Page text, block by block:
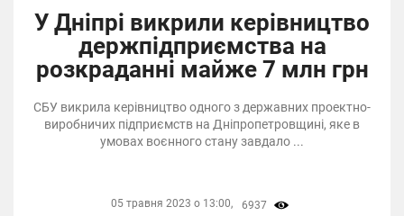
У Дніпрі викрили керівництво
держпідприємства на
розкраданні майже 7 млн грн
СБУ викрила керівництво одного з державних проектно-
виробничих підприємств на Дніпропетровщині, яке в
умовах воєнного стану завдало ...
05 травня 2023 о 13:00, 6937